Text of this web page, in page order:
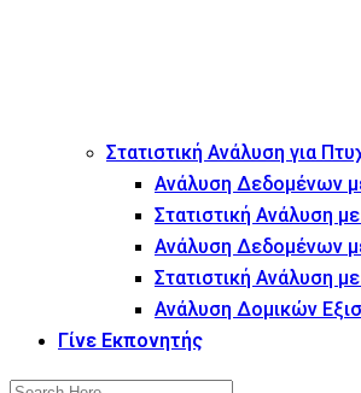
Στατιστική Ανάλυση για
Ανάλυση Δεδομένων
Στατιστική Ανάλυση
Ανάλυση Δεδομένων
Στατιστική Ανάλυση
Ανάλυση Δομικών
Γίνε Εκπονητής